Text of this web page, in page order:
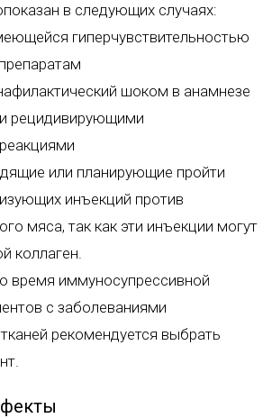
в следующих случаях:
гиперчувствительностью
шоком в анамнезе
рецидивирующими
или планирующие пройти
инъекций против
мяса, так как эти инъекции могут
коллаген.
время иммуносупрессивной
с заболеваниями
рекомендуется выбрать